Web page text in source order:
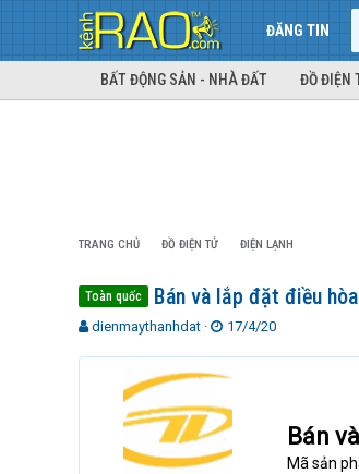
ĐĂNG TIN
BẤT ĐỘNG SẢN - NHÀ ĐẤT ĐỒ ĐIỆN
TRANG CHỦ ĐỒ ĐIỆN TỬ ĐIỆN LẠNH
Toàn quốc Bán và lắp đặt điều
T
dienmaythanhdat
N
y
g
ử
17/4/20
Bán
Mã sản